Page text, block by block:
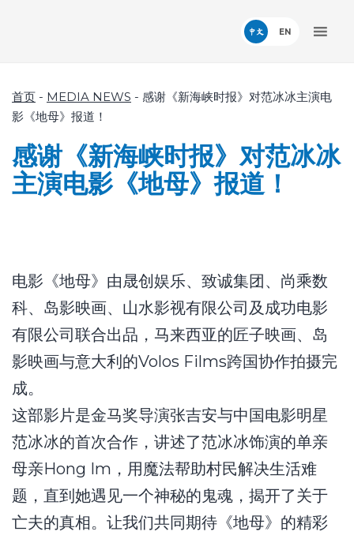
中文
首页 - MEDIA NEWS - 感谢《新海峡时报》对范冰冰主演电
影《地母》报道！
感谢《新海峡时报》对范冰冰
主演电影《地母》报道！
电影《地母》由晟创娱乐、致诚集团、尚乘数
科、岛影映画、山水影视有限公司及成功电影
有限公司联合出品，马来西亚的匠子映画、岛
影映画与意大利的Volos Films跨国协作拍摄完
成。
这部影片是金马奖导演张吉安与中国电影明星
范冰冰的首次合作，讲述了范冰冰饰演的单亲
母亲Hong Im，用魔法帮助村民解决生活难
题，直到她遇见一个神秘的鬼魂，揭开了关于
亡夫的真相。让我们共同期待《地母》的精彩